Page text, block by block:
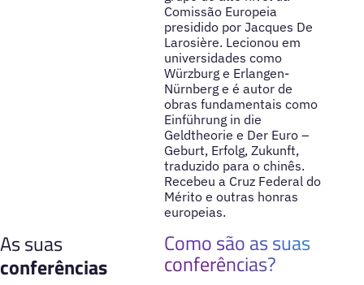
Comissão Europeia
presidido por Jacques De
Larosière. Lecionou em
universidades como
Würzburg e Erlangen-
Nürnberg e é autor de
obras fundamentais como
Einführung in die
Geldtheorie e Der Euro –
Geburt, Erfolg, Zukunft,
traduzido para o chinês.
Recebeu a Cruz Federal do
Mérito e outras honras
europeias.
As suas
conferências
Como são as suas
conferências?